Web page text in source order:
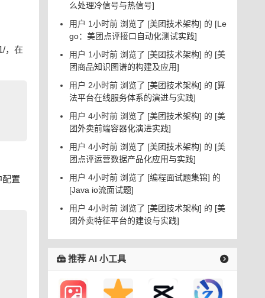
，在
置
么处理冷信号与热信号]
用户 1小时前 浏览了 [美团技术架构] 的 [Le
go：美团点评接口自动化测试实践]
用户 1小时前 浏览了 [美团技术架构] 的 [美
团商品知识图谱的构建及应用]
用户 2小时前 浏览了 [美团技术架构] 的 [算
法平台在线服务体系的演进与实践]
用户 4小时前 浏览了 [美团技术架构] 的 [美
团外卖前端容器化演进实践]
用户 4小时前 浏览了 [美团技术架构] 的 [美
团点评运营数据产品化应用与实践]
用户 4小时前 浏览了 [编程面试题集锦] 的
[Java io流面试题]
用户 4小时前 浏览了 [美团技术架构] 的 [美
团外卖特征平台的建设与实践]
推荐 AI 小工具